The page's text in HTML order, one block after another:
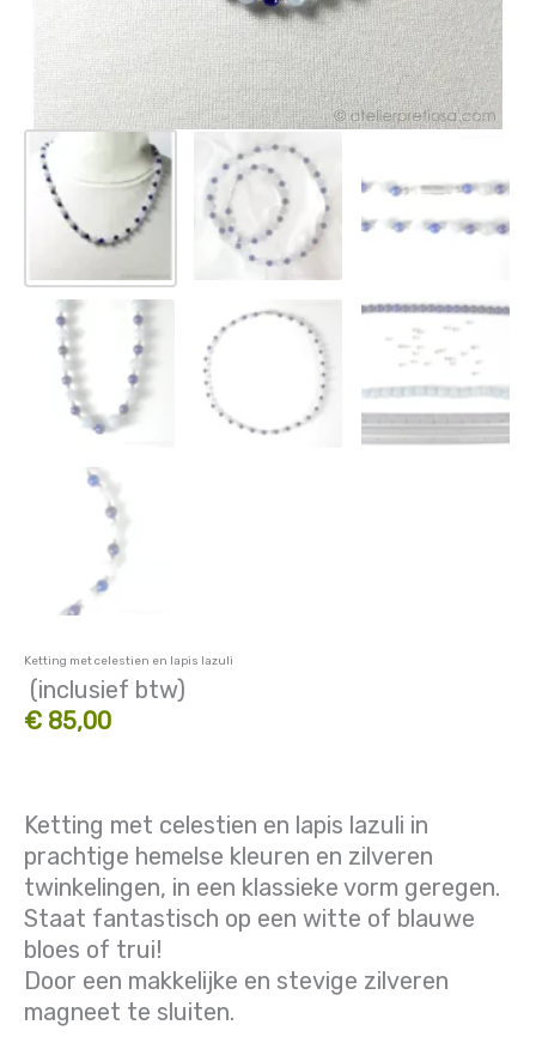
Ketting met celestien en lapis lazuli
(inclusief btw)
€ 85,00
Ketting met celestien en lapis lazuli in
prachtige hemelse kleuren en zilveren
twinkelingen, in een klassieke vorm geregen.
Staat fantastisch op een witte of blauwe
bloes of trui!
Door een makkelijke en stevige zilveren
magneet te sluiten.